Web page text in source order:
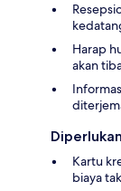
Harap
akan
Kartu
biaya